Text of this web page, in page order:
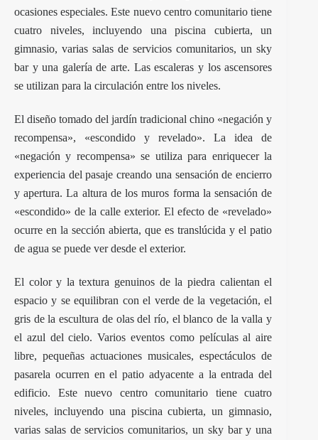
ocasiones especiales. Este nuevo centro comunitario tiene
cuatro niveles, incluyendo una piscina cubierta, un
gimnasio, varias salas de servicios comunitarios, un sky
bar y una galería de arte. Las escaleras y los ascensores
se utilizan para la circulación entre los niveles.
El diseño tomado del jardín tradicional chino «negación y
recompensa», «escondido y revelado». La idea de
«negación y recompensa» se utiliza para enriquecer la
experiencia del pasaje creando una sensación de encierro
y apertura. La altura de los muros forma la sensación de
«escondido» de la calle exterior. El efecto de «revelado»
ocurre en la sección abierta, que es translúcida y el patio
de agua se puede ver desde el exterior.
El color y la textura genuinos de la piedra calientan el
espacio y se equilibran con el verde de la vegetación, el
gris de la escultura de olas del río, el blanco de la valla y
el azul del cielo. Varios eventos como películas al aire
libre, pequeñas actuaciones musicales, espectáculos de
pasarela ocurren en el patio adyacente a la entrada del
edificio. Este nuevo centro comunitario tiene cuatro
niveles, incluyendo una piscina cubierta, un gimnasio,
varias salas de servicios comunitarios, un sky bar y una